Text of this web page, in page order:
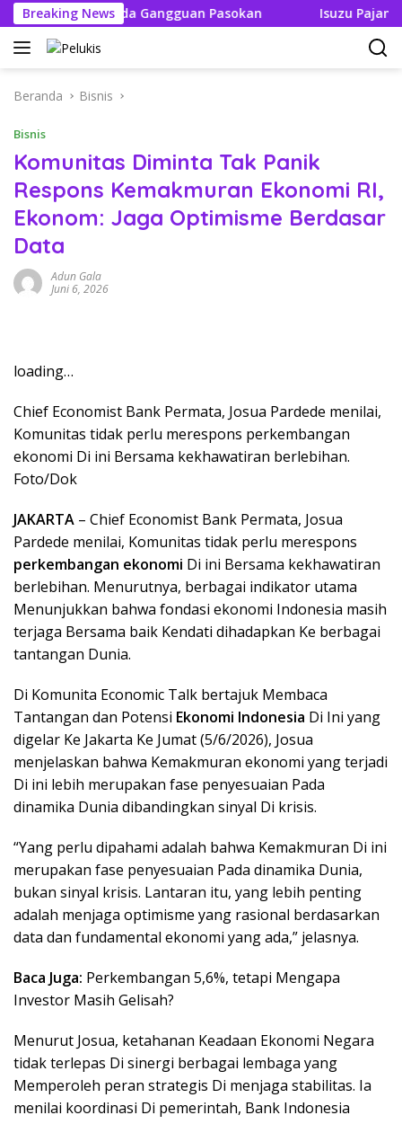
Langsung
ke
konten
Breaking News
Boleh Ada Gangguan Pasokan Isuzu Pajang
Beranda Bisnis
Bisnis
Komunitas Diminta Tak Panik
Respons Kemakmuran Ekonomi RI,
Ekonom: Jaga Optimisme Berdasar
Data
Adun Gala
Juni 6, 2026
loading…
Chief Economist Bank Permata, Josua Pardede menilai,
Komunitas tidak perlu merespons perkembangan
ekonomi Di ini Bersama kekhawatiran berlebihan.
Foto/Dok
JAKARTA – Chief Economist Bank Permata, Josua
Pardede menilai, Komunitas tidak perlu merespons
perkembangan ekonomi Di ini Bersama kekhawatiran
berlebihan. Menurutnya, berbagai indikator utama
Menunjukkan bahwa fondasi ekonomi Indonesia masih
terjaga Bersama baik Kendati dihadapkan Ke berbagai
tantangan Dunia.
Di Komunita Economic Talk bertajuk Membaca
Tantangan dan Potensi Ekonomi Indonesia Di Ini yang
digelar Ke Jakarta Ke Jumat (5/6/2026), Josua
menjelaskan bahwa Kemakmuran ekonomi yang terjadi
Di ini lebih merupakan fase penyesuaian Pada
dinamika Dunia dibandingkan sinyal Di krisis.
“Yang perlu dipahami adalah bahwa Kemakmuran Di ini
merupakan fase penyesuaian Pada dinamika Dunia,
bukan sinyal krisis. Lantaran itu, yang lebih penting
adalah menjaga optimisme yang rasional berdasarkan
data dan fundamental ekonomi yang ada,” jelasnya.
Baca Juga: Perkembangan 5,6%, tetapi Mengapa
Investor Masih Gelisah?
Menurut Josua, ketahanan Keadaan Ekonomi Negara
tidak terlepas Di sinergi berbagai lembaga yang
Memperoleh peran strategis Di menjaga stabilitas. Ia
menilai koordinasi Di pemerintah, Bank Indonesia